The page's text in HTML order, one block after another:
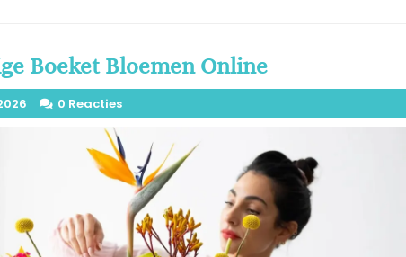
Boeket Bloemen Online
0 Reacties